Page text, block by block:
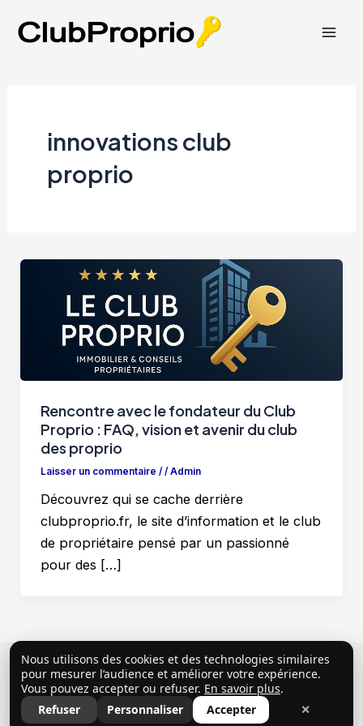
innovations club
proprio
Rencontre avec le fondateur du Club
Proprio : FAQ, vision et avenir du club
des proprio
Laisser un commentaire / / Admin
Découvrez qui se cache derrière
clubproprio.fr, le site d’information et le club
de propriétaire pensé par un passionné
pour des […]
Copyright © 2026 ClubProprio |Politique de
confidentialité|Conditions Générales d’Utilisation
Mentions légales
Nous utilisons des cookies et des technologies similaires
pour mesurer l’audience et améliorer votre expérience.
Vous pouvez accepter ou refuser. En savoir plus.
Refuser
Personnaliser Accepter ✕